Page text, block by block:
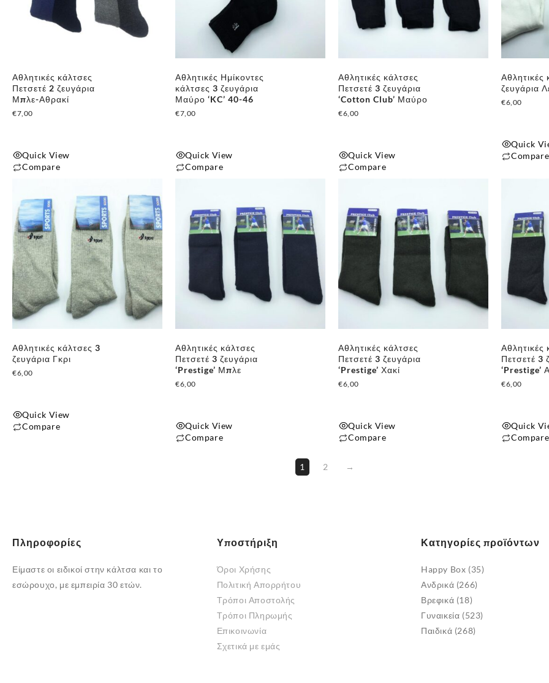
Αθλητικές κάλτσες
Πετσετέ 2 ζευγάρια
Μπλε-Αθρακί
€7,00
Quick View
Compare
Αθλητικές Ημίκοντες
κάλτσες 3 ζευγάρια
Μαύρο ‘KC’ 40-46
€7,00
Quick View
Compare
Αθλητικές κάλτσες
Πετσετέ 3 ζευγάρια
‘Cotton Club’ Μαύρο
€6,00
Quick View
Compare
Αθλητικές
ζευγάρια
€6,00
Quick
Compare
έχει
πολλαπλές
παραλλαγές.
Οι
επιλογές
μπορούν
σελίδα
του
προϊόντος
Αθλητικές κάλτσες 3
ζευγάρια Γκρι
€6,00
Quick View
Compare
επιλογές
Αθλητικές κάλτσες
Πετσετέ 3 ζευγάρια
‘Prestige’ Μπλε
€6,00
Quick View
Compare
Αθλητικές κάλτσες
Πετσετέ 3 ζευγάρια
‘Prestige’ Χακί
€6,00
Quick View
Compare
Αθλητικές
Πετσετέ 3
‘Prestige’
€6,00
Quick
Compare
1 2 →
Πληροφορίες
Είμαστε οι ειδικοί στην κάλτσα και το
εσώρουχο, με εμπειρία 30 ετών.
Υποστήριξη
Όροι Χρήσης
Πολιτική Απορρήτου
Τρόποι Αποστολής
Τρόποι Πληρωμής
Επικοινωνία
Σχετικά με εμάς
Κατηγορίες προϊόντων
Happy Box (35)
Ανδρικά (266)
Βρεφικά (18)
Γυναικεία (523)
Παιδικά (268)